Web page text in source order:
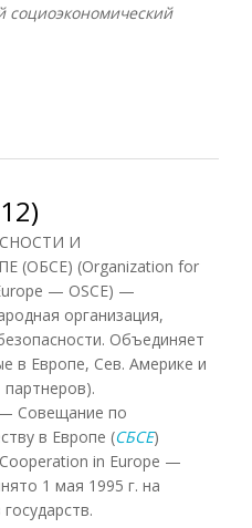
И
(ОБСЕ) (Organization for
— OSCE) —
организация,
Объединяет
в Европе, Сев. Америке и
Совещание по
в Европе (СБСЕ)
in Europe —
1 мая 1995 г. на